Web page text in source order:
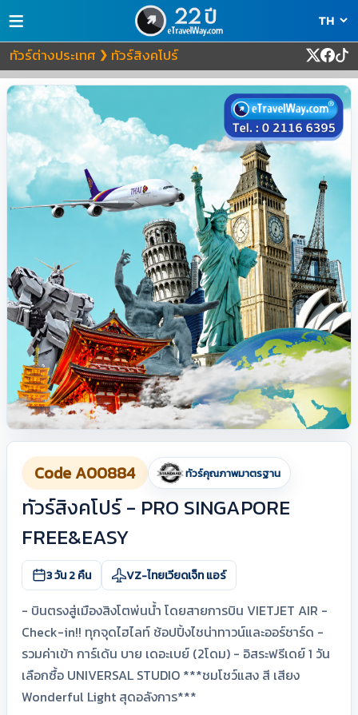
≡
ทัวร์ต่างประเทศ ❯ ทัวร์สิงคโปร์
Code A00884 ทัวร์คุณภาพมาตรฐาน
ทัวร์สิงคโปร์ - PRO SINGAPORE
FREE&EASY
3 วัน 2 คืน VZ-ไทยเวียดเจ็ท แอร์
- บินตรงสู่เมืองสิงโตพ่นน้ำ โดยสายการบิน VIETJET AIR -
Check-in!! ทุกจุดไฮไลท์ ช้อปปิ้งไชน่าทาวน์และออร์ชาร์ด -
รวมค่าเข้า การ์เด้น บาย เดอะเบย์ (2โดม) - อิสระฟรีเดย์ 1 วัน
เลือกซื้อ UNIVERSAL STUDIO ***ชมโชว์แสง สี เสียง
Wonderful Light สุดอลังการ***